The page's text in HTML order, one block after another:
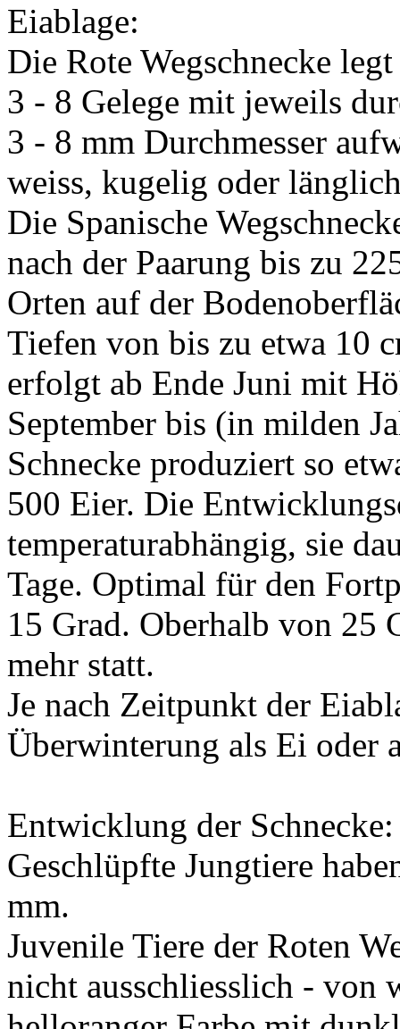
Eiablage:
Die Rote Wegschnecke
3 - 8 Gelege mit jeweils
3 - 8 mm Durchmesser
weiss, kugelig oder
Die Spanische
nach der Paarung bis zu
Orten auf der
Tiefen von bis zu etwa 10
erfolgt ab Ende Juni mit
September bis (in milden
Schnecke produziert so
500 Eier. Die
temperaturabhängig, sie
Tage. Optimal für den
15 Grad. Oberhalb von 25
mehr statt.
Je nach Zeitpunkt der
Überwinterung als Ei oder
Entwicklung der Schnecke:
Geschlüpfte Jungtiere
mm.
Juvenile Tiere der Roten
nicht ausschliesslich - von